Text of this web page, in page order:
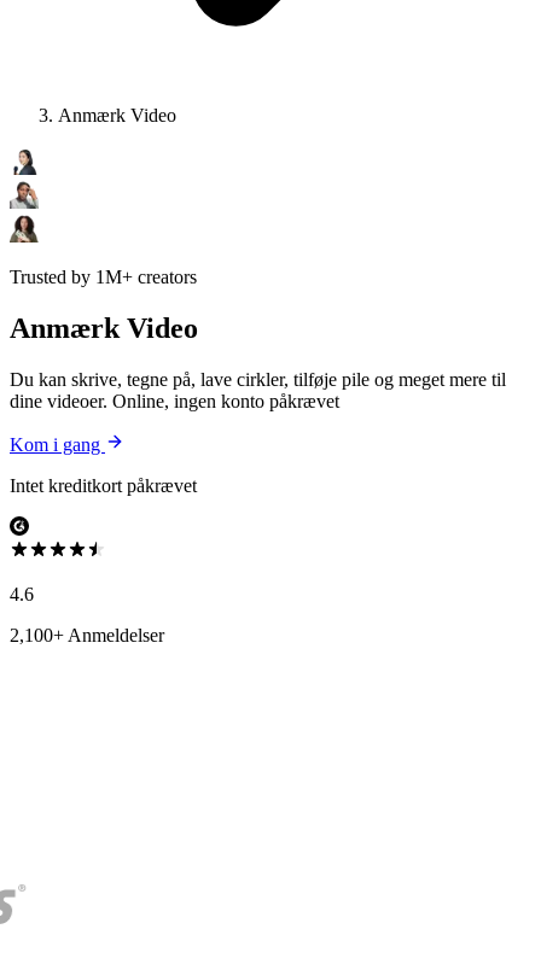
Anmærk Video
Trusted by 1M+ creators
Anmærk Video
Du kan skrive, tegne på, lave cirkler, tilføje pile og meget mere til
dine videoer. Online, ingen konto påkrævet
Kom i gang
Intet kreditkort påkrævet
4.6
2,100+ Anmeldelser